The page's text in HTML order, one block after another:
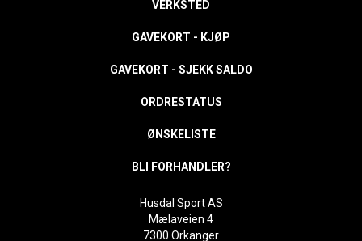
VERKSTED
GAVEKORT - KJØP
GAVEKORT - SJEKK SALDO
ORDRESTATUS
ØNSKELISTE
BLI FORHANDLER?
Husdal Sport AS
Mælaveien 4
7300 Orkanger